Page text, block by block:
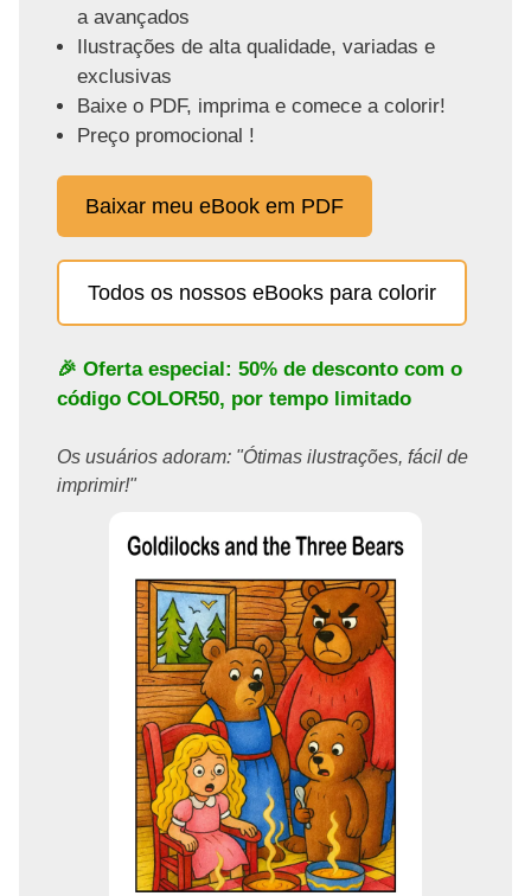
a avançados
Ilustrações de alta qualidade, variadas e
exclusivas
Baixe o PDF, imprima e comece a colorir!
Preço promocional !
Baixar meu eBook em PDF
Todos os nossos eBooks para colorir
🎉 Oferta especial: 50% de desconto com o
código COLOR50, por tempo limitado
Os usuários adoram: "Ótimas ilustrações, fácil de
imprimir!"